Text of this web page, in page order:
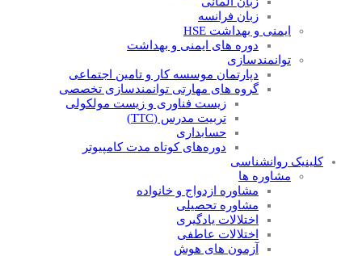
زبان فرانسه
ایمنی و بهداشت HSE
دوره های ایمنی و بهداشت
توانمندسازی
دپارتمان موسسه کار و تامین اجتماعی
گروه های مهارتی توانمندسازی تخصصی
زیست فناوری و زیست مولکولی
تربیت مدرس (TTC)
حسابداری
دوره‌های کوتاه مدت کامپیوتر
کلینیک روانشناسی
مشاوره ها
مشاوره ازدواج و خانواده
مشاوره تحصیلی
اختلالات یادگیری
اختلالات عاطفی
آزمون های هوش